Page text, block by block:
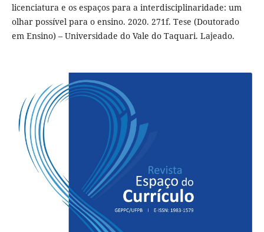
licenciatura e os espaços para a interdisciplinaridade: um
olhar possível para o ensino. 2020. 271f. Tese (Doutorado
em Ensino) – Universidade do Vale do Taquari. Lajeado.